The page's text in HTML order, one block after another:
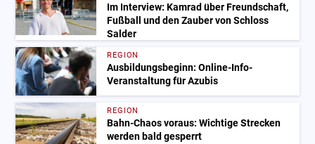
Im Interview: Kamrad über Freundschaft,
Fußball und den Zauber von Schloss
Salder
REGION
Ausbildungsbeginn: Online-Info-
Veranstaltung für Azubis
REGION
Bahn-Chaos voraus: Wichtige Strecken
werden bald gesperrt